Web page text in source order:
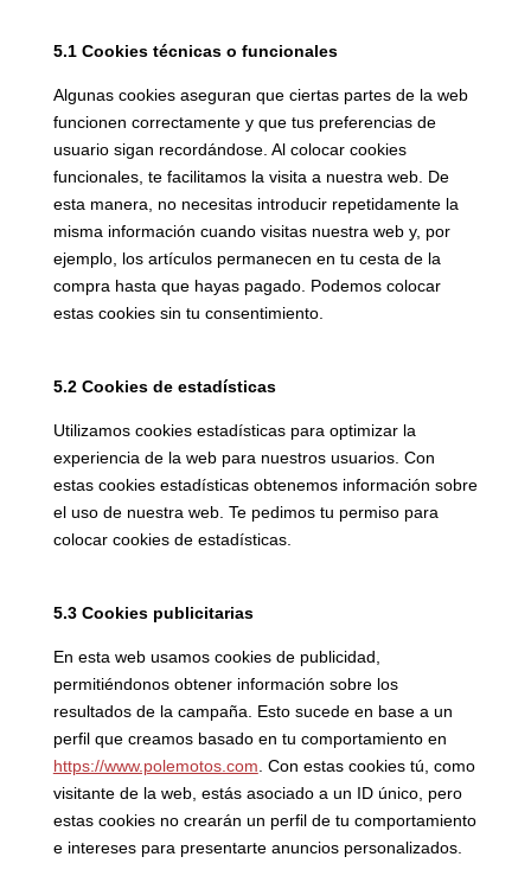
5.1 Cookies técnicas o funcionales
Algunas cookies aseguran que ciertas partes de la web
funcionen correctamente y que tus preferencias de
usuario sigan recordándose. Al colocar cookies
funcionales, te facilitamos la visita a nuestra web. De
esta manera, no necesitas introducir repetidamente la
misma información cuando visitas nuestra web y, por
ejemplo, los artículos permanecen en tu cesta de la
compra hasta que hayas pagado. Podemos colocar
estas cookies sin tu consentimiento.
5.2 Cookies de estadísticas
Utilizamos cookies estadísticas para optimizar la
experiencia de la web para nuestros usuarios. Con
estas cookies estadísticas obtenemos información sobre
el uso de nuestra web. Te pedimos tu permiso para
colocar cookies de estadísticas.
5.3 Cookies publicitarias
En esta web usamos cookies de publicidad,
permitiéndonos obtener información sobre los
resultados de la campaña. Esto sucede en base a un
perfil que creamos basado en tu comportamiento en
https://www.polemotos.com . Con estas cookies tú, como
visitante de la web, estás asociado a un ID único, pero
estas cookies no crearán un perfil de tu comportamiento
e intereses para presentarte anuncios personalizados.